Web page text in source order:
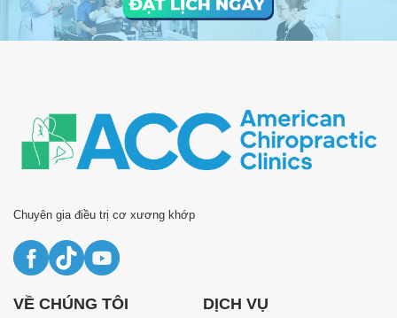
Chuyên gia điều trị cơ xương khớp
VỀ CHÚNG TÔI DỊCH VỤ